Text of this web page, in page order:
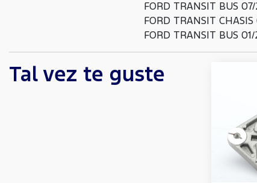
FORD TRANSIT BUS
FORD TRANSIT
FORD TRANSIT BUS
Tal vez te guste